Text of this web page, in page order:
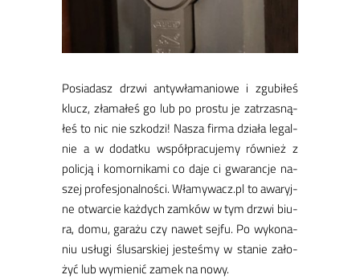
Po­sia­dasz drzwi an­tyw­ła­ma­nio­we i zgu­bi­łeś
klucz, zła­ma­łeś go lub po pro­stu je za­trza­sną­
łeś to nic nie szko­dzi! Na­sza fir­ma dzia­ła le­gal­
nie a w do­dat­ku współ­pra­cu­je­my rów­nież z
po­li­cją i ko­mor­ni­ka­mi co da­je ci gwa­ran­cje na­
szej pro­fe­sjo­nal­no­ści. Wła­my­wacz.pl to awa­ryj­
ne otwar­cie każ­dych zam­ków w tym drzwi biu­
ra, do­mu, ga­ra­żu czy na­wet sej­fu. Po wy­ko­na­
niu usłu­gi ślu­sar­skiej je­ste­śmy w sta­nie za­ło­
żyć lub wy­mie­nić za­mek na no­wy.